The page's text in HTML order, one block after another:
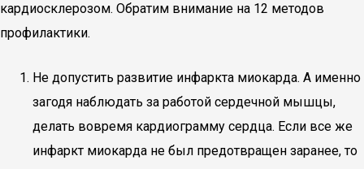
кардиосклерозом. Обратим внимание на 12 методов
профилактики.
Не допустить развитие инфаркта миокарда. А именно
загодя наблюдать за работой сердечной мышцы,
делать вовремя кардиограмму сердца. Если все же
инфаркт миокарда не был предотвращен заранее, то